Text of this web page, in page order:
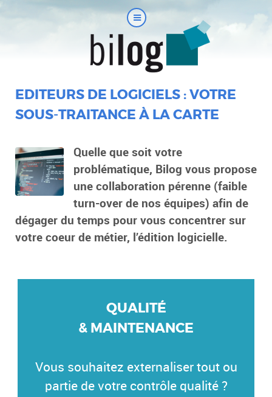
EDITEURS DE LOGICIELS : VOTRE
SOUS-TRAITANCE À LA CARTE
Quelle que soit votre
problématique, Bilog vous propose
une collaboration pérenne (faible
turn-over de nos équipes) afin de
dégager du temps pour vous concentrer sur
votre coeur de métier, l’édition logicielle.
QUALITÉ
& MAINTENANCE
Vous souhaitez externaliser tout ou
partie de votre contrôle qualité ?